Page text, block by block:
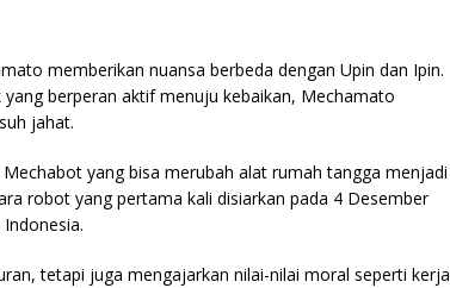
memberikan nuansa berbeda dengan Upin dan Ipin.
berperan aktif menuju kebaikan, Mechamato
jahat.
yang bisa merubah alat rumah tangga menjadi
robot yang pertama kali disiarkan pada 4 Desember
tetapi juga mengajarkan nilai-nilai moral seperti kerja